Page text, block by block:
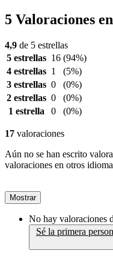
5 Valoraciones
4,9 de 5 estrellas
5 estrellas 16 (94%)
4 estrellas 1
(5%)
3 estrellas 0
(0%)
2 estrellas 0
(0%)
1 estrella
0 (0%)
17 valoraciones
Aún no se han escrito
valoraciones en otros
Mostrar
No hay valoraciones
Sé la primera